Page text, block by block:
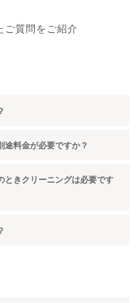
ご質問をご紹介
料金が必要ですか？
きクリーニングは必要です